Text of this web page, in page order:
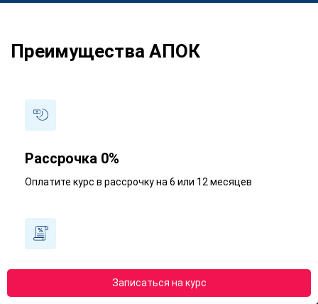
Записаться на курс
Преимущества АПОК
Рассрочка 0%
Оплатите курс в рассрочку на 6 или 12 месяцев
Получите налоговый вычет - 13%
Наши менеджеры подробно расскажут, как получить